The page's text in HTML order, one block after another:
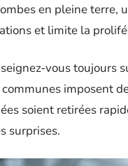
en pleine terre,
et limite la
vous toujours
communes imposent
soient retirées
surprises.